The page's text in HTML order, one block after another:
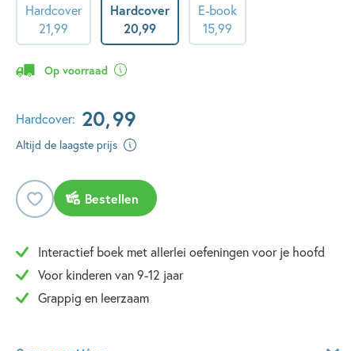
Hardcover
21 99
Hardcover
20,99
E-book
1599
Op voorraad
Hardcover: 20,99
Altijd de laagste prijs
Bestellen
Interactief boek met allerlei oefeningen voor je hoofd
Voor kinderen van 9-12 jaar
Grappig en leerzaam